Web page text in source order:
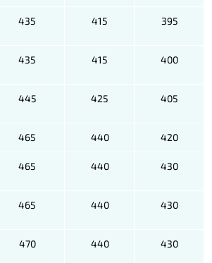
435 415 395
435 415 400
445 425 405
465 440 420
465 440 430
465 440 430
470 440 430